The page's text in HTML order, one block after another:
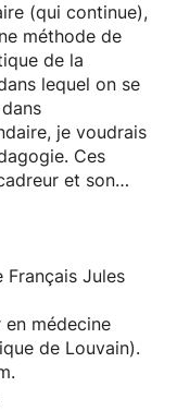
(qui continue),
méthode de
de la
lequel on se
je voudrais
Ces
et son
pour
Si vous
Il ne suffit
Français Jules
médecine
de Louvain).